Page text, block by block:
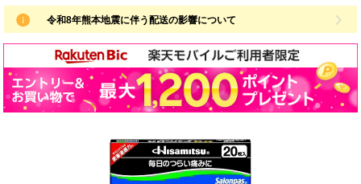
令和8年熊本地震に伴う配送の影響について